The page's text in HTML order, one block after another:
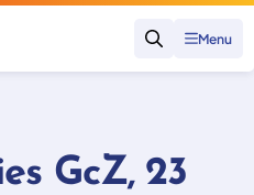
Zoeken
Menu
GcZ, 23